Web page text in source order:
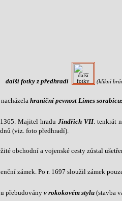
další fotky z předhradí (klikni
hraniční pevnost Limes
1365. Majitel hraduJindřich VII. tenkrát
(viz. foto předhradí).
obchodní a vojenské cesty zůstal
zámek. Po r. 1697 sloužil zámek
přebudovány v rokokovém stylu (stavba